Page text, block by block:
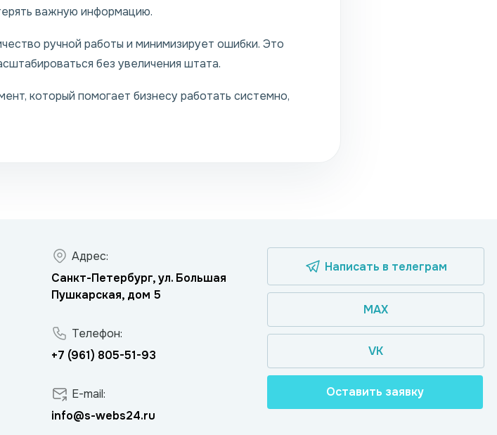
важную информацию.
ручной работы и минимизирует ошибки. Это
без увеличения штата.
который помогает бизнесу работать системно,
Адрес:
Санкт-Петербург, ул. Большая
Пушкарская, дом 5
Телефон:
+7 (961) 805-51-93
E-mail:
info@s-webs24.ru
Написать в телеграм
MAX
VK
Оставить заявку